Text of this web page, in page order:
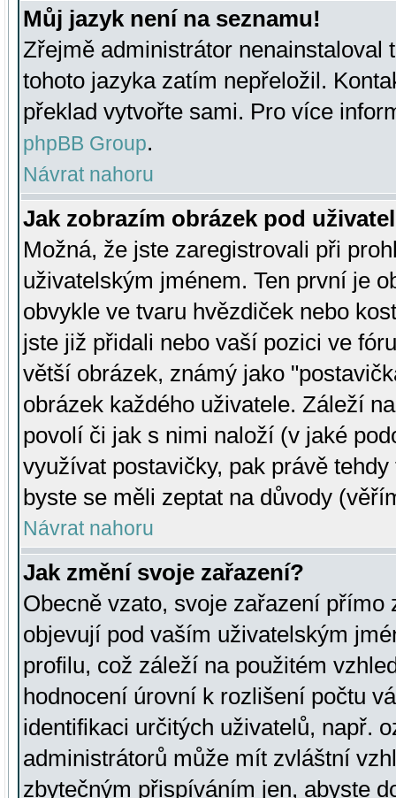
Můj jazyk není na seznamu!
Zřejmě administrátor nenainstaloval
tohoto jazyka zatím nepřeložil.
překlad vytvořte sami. Pro více
phpBB Group.
Návrat nahoru
Jak zobrazím obrázek pod
Možná, že jste zaregistrovali při
uživatelským jménem. Ten první je
obvykle ve tvaru hvězdiček nebo
jste již přidali nebo vaší pozici ve
větší obrázek, známý jako
obrázek každého uživatele. Záleží
povolí či jak s nimi naloží (v jaké
využívat postavičky, pak právě
byste se měli zeptat na důvody
Návrat nahoru
Jak změní svoje zařazení?
Obecně vzato, svoje zařazení přímo
objevují pod vaším uživatelským
profilu, což záleží na použitém
hodnocení úrovní k rozlišení počtu
identifikaci určitých uživatelů, např.
administrátorů může mít zvláštní
zbytečným přispíváním jen, abyste